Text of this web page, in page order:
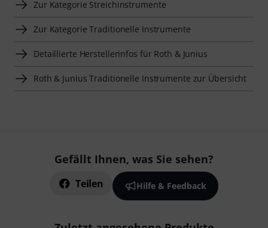
Zur Kategorie Streichinstrumente
Zur Kategorie Traditionelle Instrumente
Detaillierte Herstellerinfos für Roth & Junius
Roth & Junius Traditionelle Instrumente zur Übersicht
Gefällt Ihnen, was Sie sehen?
Teilen Hilfe & Feedback